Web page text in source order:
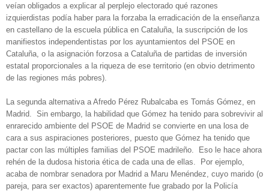
veían obligados a explicar al perplejo electorado qué razones
izquierdistas podía haber para la forzaba la erradicación de la enseñanza
en castellano de la escuela pública en Cataluña, la suscripción de los
manifiestos independentistas por los ayuntamientos del PSOE en
Cataluña, o la asignación forzosa a Cataluña de partidas de inversión
estatal proporcionales a la riqueza de ese territorio (en obvio detrimento
de las regiones más pobres).
La segunda alternativa a Afredo Pérez Rubalcaba es Tomás Gómez, en
Madrid. Sin embargo, la habilidad que Gómez ha tenido para sobrevivir al
enrarecido ambiente del PSOE de Madrid se convierte en una losa de
cara a sus aspiraciones posteriores, puesto que Gómez ha tenido que
pactar con las múltiples familias del PSOE madrileño. Eso le hace ahora
rehén de la dudosa historia ética de cada una de ellas. Por ejemplo,
acaba de nombrar senadora por Madrid a Maru Menéndez, cuyo marido (o
pareja, para ser exactos) aparentemente fue grabado por la Policía